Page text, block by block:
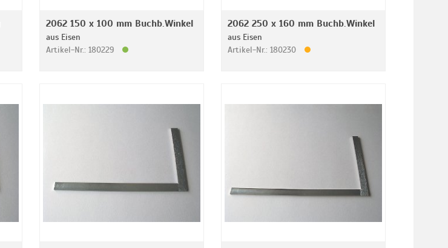
2062 150 x 100 mm Buchb.Winkel
aus Eisen
Artikel-Nr.: 180229
2062 250 x 160 mm Buchb.Winkel
aus Eisen
Artikel-Nr.: 180230